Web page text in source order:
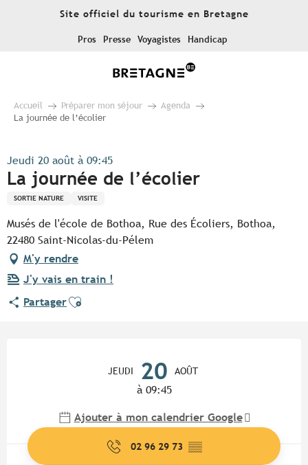
Site officiel du tourisme en Bretagne
Pros Presse Voyagistes Handicap
Accueil Préparer mon séjour
Agenda
La journée de l’écolier
Jeudi 20 août à 09:45
La journée de l’écolier
SORTIE NATURE VISITE
Musés de l'école de Bothoa, Rue des Écoliers, Bothoa,
22480 Saint-Nicolas-du-Pélem
M'y rendre
J'y vais en train !
PartagerAjouter aux favoris
JEUDI 20 AOÛT
à 09:45
Ajouter à mon calendrier Google
02 96 29 73 ▒▒